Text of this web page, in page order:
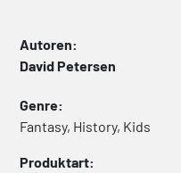
Autoren:
David Petersen
Genre:
Fantasy, History, Kids
Produktart: